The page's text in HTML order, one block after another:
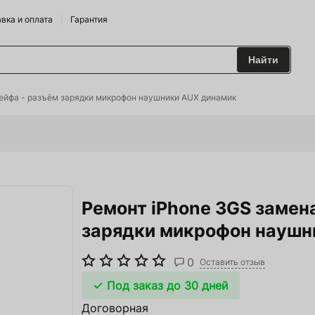
и оплата Гарантия
и Сидрарии
Горки
аксесуары
Найти
- разъём зарядки микрофон наушники AUX динамик
Ремонт iPhone 3GS
зарядки микрофон
0 Оставить отзыв
Под заказ до 30 дней
Договорная